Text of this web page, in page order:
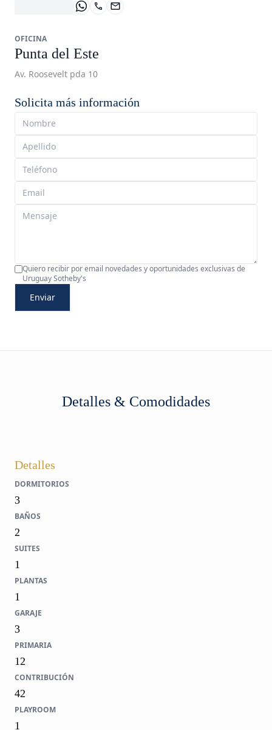
OFICINA
Punta del Este
Av. Roosevelt pda 10
Solicita más información
Quiero recibir por email novedades y oportunidades exclusivas de
Uruguay Sotheby's
Enviar
Detalles & Comodidades
Detalles
DORMITORIOS
3
BAÑOS
2
SUITES
1
PLANTAS
1
GARAJE
3
PRIMARIA
12
CONTRIBUCIÓN
42
PLAYROOM
1